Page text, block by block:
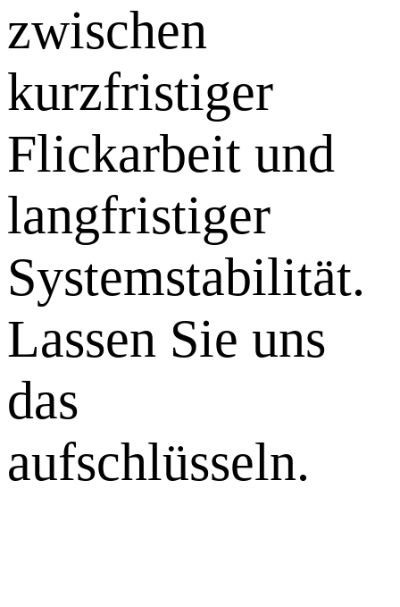
zwischen
kurzfristiger
Flickarbeit und
langfristiger
Systemstabilität.
Lassen Sie uns
das
aufschlüsseln.